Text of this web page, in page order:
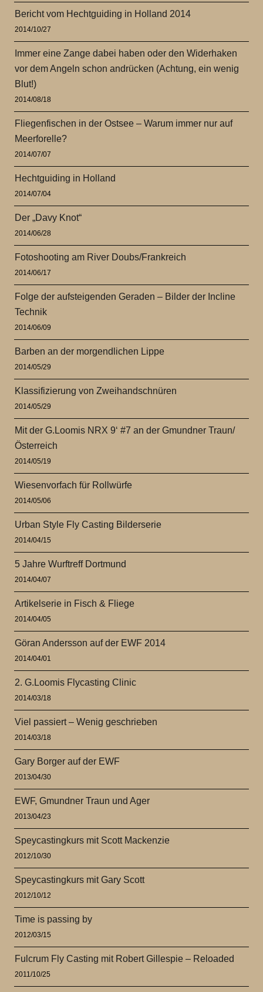
Bericht vom Hechtguiding in Holland 2014
2014/10/27
Immer eine Zange dabei haben oder den Widerhaken
vor dem Angeln schon andrücken (Achtung, ein wenig
Blut!)
2014/08/18
Fliegenfischen in der Ostsee – Warum immer nur auf
Meerforelle?
2014/07/07
Hechtguiding in Holland
2014/07/04
Der „Davy Knot“
2014/06/28
Fotoshooting am River Doubs/Frankreich
2014/06/17
Folge der aufsteigenden Geraden – Bilder der Incline
Technik
2014/06/09
Barben an der morgendlichen Lippe
2014/05/29
Klassifizierung von Zweihandschnüren
2014/05/29
Mit der G.Loomis NRX 9‘ #7 an der Gmundner Traun/
Österreich
2014/05/19
Wiesenvorfach für Rollwürfe
2014/05/06
Urban Style Fly Casting Bilderserie
2014/04/15
5 Jahre Wurftreff Dortmund
2014/04/07
Artikelserie in Fisch & Fliege
2014/04/05
Göran Andersson auf der EWF 2014
2014/04/01
2. G.Loomis Flycasting Clinic
2014/03/18
Viel passiert – Wenig geschrieben
2014/03/18
Gary Borger auf der EWF
2013/04/30
EWF, Gmundner Traun und Ager
2013/04/23
Speycastingkurs mit Scott Mackenzie
2012/10/30
Speycastingkurs mit Gary Scott
2012/10/12
Time is passing by
2012/03/15
Fulcrum Fly Casting mit Robert Gillespie – Reloaded
2011/10/25